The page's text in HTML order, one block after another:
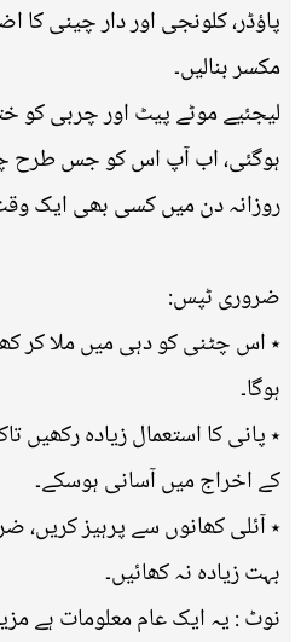
پاؤڈر، کلونجی اور دار چینی
مکسر بنالیں۔
لیجئیے موٹے پیٹ اور چربی کو
ہوگئی، اب آپ اس کو جس طرح
روزانہ دن میں کسی بھی ایک
ضروری ٹپس:
٭ اس چٹنی کو دہی میں ملا کر
ہوگا۔
٭ پانی کا استعمال زیادہ
کے اخراج میں آسانی ہوسکے۔
٭ آئلی کھانوں سے پرہیز کریں،
بہت زیادہ نہ کھائیں۔
نوٹ : یہ ایک عام معلومات ہے